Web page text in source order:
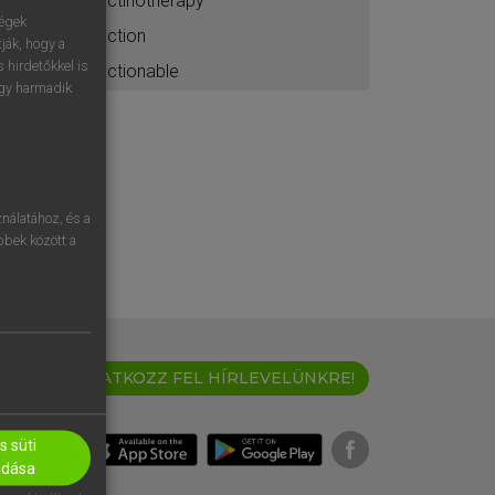
action
actionable
IRATKOZZ FEL HÍRLEVELÜNKRE!
hogy a
hirdetőkkel is
harmadik
és a
között a
süti